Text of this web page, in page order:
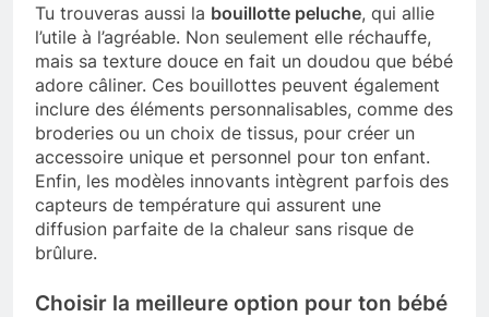
Tu trouveras aussi la bouillotte peluche, qui allie
l’utile à l’agréable. Non seulement elle réchauffe,
mais sa texture douce en fait un doudou que bébé
adore câliner. Ces bouillottes peuvent également
inclure des éléments personnalisables, comme des
broderies ou un choix de tissus, pour créer un
accessoire unique et personnel pour ton enfant.
Enfin, les modèles innovants intègrent parfois des
capteurs de température qui assurent une
diffusion parfaite de la chaleur sans risque de
brûlure.
Choisir la meilleure option pour ton bébé